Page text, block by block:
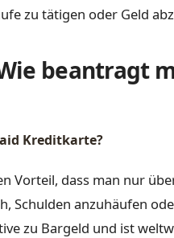
zu tätigen oder Geld
beantragt
Kreditkarte?
Vorteil, dass man nur
Schulden anzuhäufen
zu Bargeld und ist